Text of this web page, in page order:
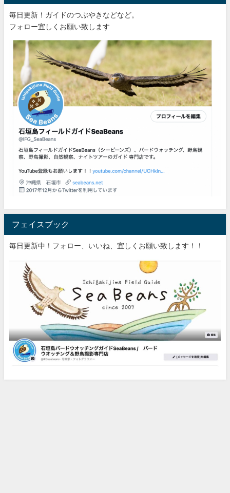
毎日更新！ガイドのつぶやきなどなど。
フォロー宜しくお願い致します
フェイスブック
毎日更新中！フォロー、いいね、宜しくお願い致します！！